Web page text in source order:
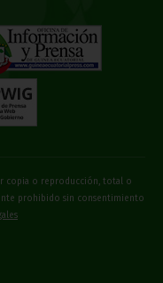
copia o reproducción, total o
prohibido sin consentimiento